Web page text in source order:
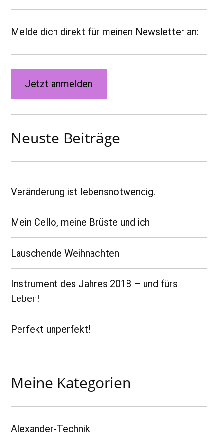
Melde dich direkt für meinen Newsletter an:
Jetzt anmelden
Neuste Beiträge
Veränderung ist lebensnotwendig.
Mein Cello, meine Brüste und ich
Lauschende Weihnachten
Instrument des Jahres 2018 – und fürs
Leben!
Perfekt unperfekt!
Meine Kategorien
Alexander-Technik